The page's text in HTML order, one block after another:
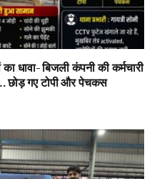
धावा- बिजली कंपनी की कर्मचारी
गए टोपी और पेचकस